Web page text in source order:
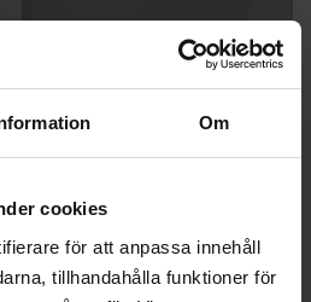
Om
cookies
för att anpassa innehåll
tillhandahålla funktioner för